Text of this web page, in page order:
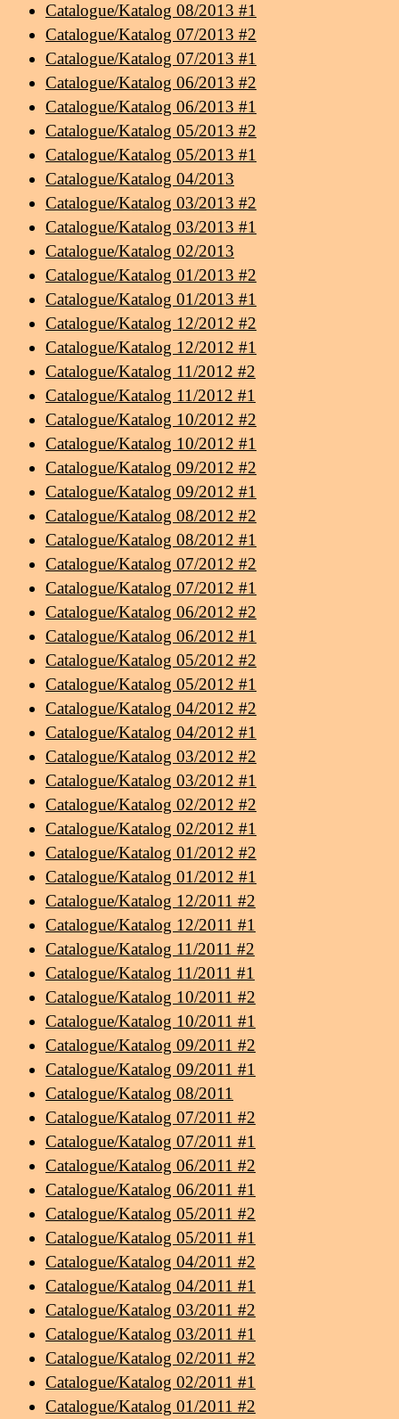
Catalogue/Katalog 08/2013 #1
Catalogue/Katalog 07/2013 #2
Catalogue/Katalog 07/2013 #1
Catalogue/Katalog 06/2013 #2
Catalogue/Katalog 06/2013 #1
Catalogue/Katalog 05/2013 #2
Catalogue/Katalog 05/2013 #1
Catalogue/Katalog 04/2013
Catalogue/Katalog 03/2013 #2
Catalogue/Katalog 03/2013 #1
Catalogue/Katalog 02/2013
Catalogue/Katalog 01/2013 #2
Catalogue/Katalog 01/2013 #1
Catalogue/Katalog 12/2012 #2
Catalogue/Katalog 12/2012 #1
Catalogue/Katalog 11/2012 #2
Catalogue/Katalog 11/2012 #1
Catalogue/Katalog 10/2012 #2
Catalogue/Katalog 10/2012 #1
Catalogue/Katalog 09/2012 #2
Catalogue/Katalog 09/2012 #1
Catalogue/Katalog 08/2012 #2
Catalogue/Katalog 08/2012 #1
Catalogue/Katalog 07/2012 #2
Catalogue/Katalog 07/2012 #1
Catalogue/Katalog 06/2012 #2
Catalogue/Katalog 06/2012 #1
Catalogue/Katalog 05/2012 #2
Catalogue/Katalog 05/2012 #1
Catalogue/Katalog 04/2012 #2
Catalogue/Katalog 04/2012 #1
Catalogue/Katalog 03/2012 #2
Catalogue/Katalog 03/2012 #1
Catalogue/Katalog 02/2012 #2
Catalogue/Katalog 02/2012 #1
Catalogue/Katalog 01/2012 #2
Catalogue/Katalog 01/2012 #1
Catalogue/Katalog 12/2011 #2
Catalogue/Katalog 12/2011 #1
Catalogue/Katalog 11/2011 #2
Catalogue/Katalog 11/2011 #1
Catalogue/Katalog 10/2011 #2
Catalogue/Katalog 10/2011 #1
Catalogue/Katalog 09/2011 #2
Catalogue/Katalog 09/2011 #1
Catalogue/Katalog 08/2011
Catalogue/Katalog 07/2011 #2
Catalogue/Katalog 07/2011 #1
Catalogue/Katalog 06/2011 #2
Catalogue/Katalog 06/2011 #1
Catalogue/Katalog 05/2011 #2
Catalogue/Katalog 05/2011 #1
Catalogue/Katalog 04/2011 #2
Catalogue/Katalog 04/2011 #1
Catalogue/Katalog 03/2011 #2
Catalogue/Katalog 03/2011 #1
Catalogue/Katalog 02/2011 #2
Catalogue/Katalog 02/2011 #1
Catalogue/Katalog 01/2011 #2